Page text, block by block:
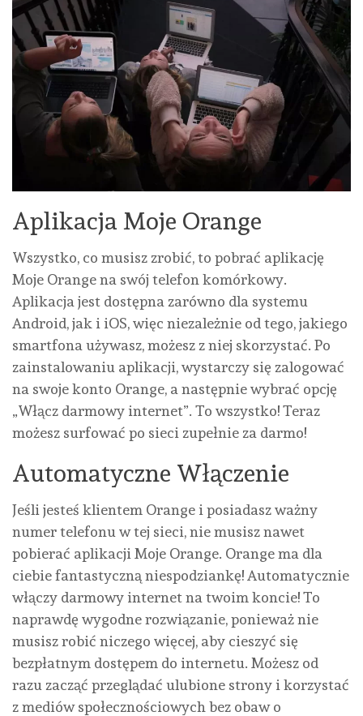
Aplikacja Moje Orange
Wszystko, co musisz zrobić, to pobrać aplikację
Moje Orange na swój telefon komórkowy.
Aplikacja jest dostępna zarówno dla systemu
Android, jak i iOS, więc niezależnie od tego, jakiego
smartfona używasz, możesz z niej skorzystać. Po
zainstalowaniu aplikacji, wystarczy się zalogować
na swoje konto Orange, a następnie wybrać opcję
„Włącz darmowy internet”. To wszystko! Teraz
możesz surfować po sieci zupełnie za darmo!
Automatyczne Włączenie
Jeśli jesteś klientem Orange i posiadasz ważny
numer telefonu w tej sieci, nie musisz nawet
pobierać aplikacji Moje Orange. Orange ma dla
ciebie fantastyczną niespodziankę! Automatycznie
włączy darmowy internet na twoim koncie! To
naprawdę wygodne rozwiązanie, ponieważ nie
musisz robić niczego więcej, aby cieszyć się
bezpłatnym dostępem do internetu. Możesz od
razu zacząć przeglądać ulubione strony i korzystać
z mediów społecznościowych bez obaw o